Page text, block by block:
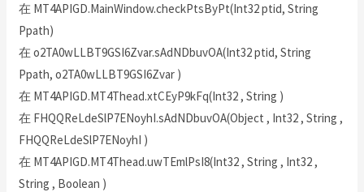
在 MT4APIGD.MainWindow.checkPtsByPt(Int32 ptid, String
Ppath)
在 o2TA0wLLBT9GSI6Zvar.sAdNDbuvOA(Int32 ptid, String
Ppath, o2TA0wLLBT9GSI6Zvar )
在 MT4APIGD.MT4Thead.xtCEyP9kFq(Int32 , String )
在 FHQQReLdeSlP7ENoyhI.sAdNDbuvOA(Object , Int32 , String ,
FHQQReLdeSlP7ENoyhI )
在 MT4APIGD.MT4Thead.uwTEmlPsI8(Int32 , String , Int32 ,
String , Boolean )